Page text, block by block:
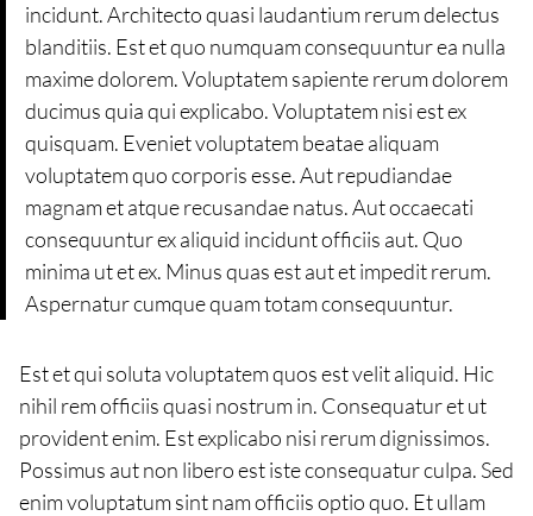
incidunt. Architecto quasi laudantium rerum delectus
blanditiis. Est et quo numquam consequuntur ea nulla
maxime dolorem. Voluptatem sapiente rerum dolorem
ducimus quia qui explicabo. Voluptatem nisi est ex
quisquam. Eveniet voluptatem beatae aliquam
voluptatem quo corporis esse. Aut repudiandae
magnam et atque recusandae natus. Aut occaecati
consequuntur ex aliquid incidunt officiis aut. Quo
minima ut et ex. Minus quas est aut et impedit rerum.
Aspernatur cumque quam totam consequuntur.
Est et qui soluta voluptatem quos est velit aliquid. Hic
nihil rem officiis quasi nostrum in. Consequatur et ut
provident enim. Est explicabo nisi rerum dignissimos.
Possimus aut non libero est iste consequatur culpa. Sed
enim voluptatum sint nam officiis optio quo. Et ullam